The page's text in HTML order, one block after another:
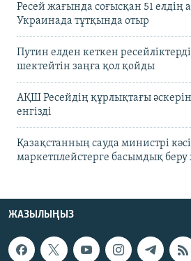
Ресей жағында соғысқан 51 елдің
Украинада тұтқында отыр
Путин елден кеткен
шектейтін заңға қол қойды
АҚШ Ресейдің құрлықтағы
енгізді
Қазақстанның сауда министрі
маркетплейстерге басымдық
ЖАЗЫЛЫҢЫЗ